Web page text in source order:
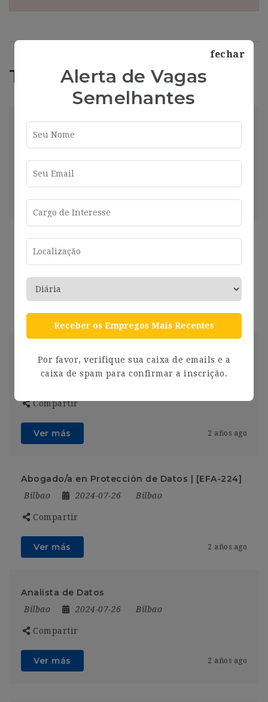
Trabajos Relacionados
Bilbao
[RU566] Director/a Industrial
Compartir
MANAGER PROCESOS Y TECNOLOGIA FISCAL –
[Q108]
2024-07-26
Compartir
Ver más 2 años ago
Abogado/a en Protección de Datos | [EFA-224]
Bilbao 2024-07-26 Bilbao
Compartir
Ver más 2 años ago
Analista de Datos
Bilbao 2024-07-26 Bilbao
Compartir
Ver más 2 años ago
fechar
Alerta de Vagas
Semelhantes
Receber os Empregos Mais Recentes
Por favor, verifique sua caixa de emails e a
caixa de spam para confirmar a inscrição.